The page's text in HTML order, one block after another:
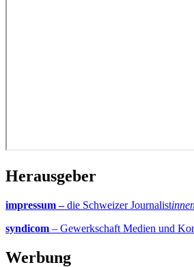
Herausgeber
impressum –die Schweizer Journalist
syndicom – Gewerkschaft Medien und
Werbung